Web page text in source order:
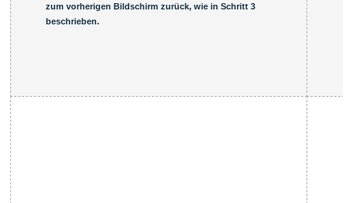
zum vorherigen Bildschirm zurück, wie in Schritt 3
beschrieben.